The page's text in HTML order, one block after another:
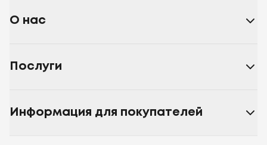
О нас
Послуги
Информация для покупателей